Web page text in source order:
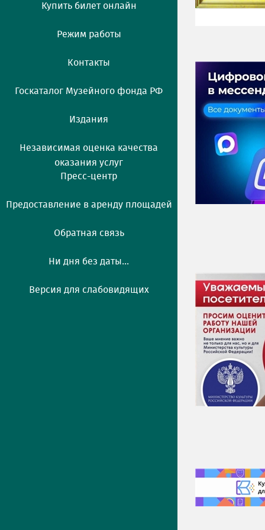
Купить билет онлайн
Режим работы
Контакты
Госкаталог Музейного фонда РФ
Издания
Независимая оценка качества
оказания услуг
Пресс-центр
Предоставление в аренду площадей
Обратная связь
Ни дня без даты...
Версия для слабовидящих